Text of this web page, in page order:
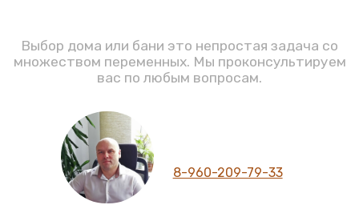
Выбор дома или бани это непростая задача со
множеством переменных. Мы проконсультируем
вас по любым вопросам.
8-960-209-79-33